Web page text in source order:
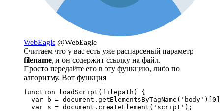
WebEagle @WebEagle
Считаем что у вас есть уже распарсеный параметр
filename, и он содержит ссылку на файл.
Просто передайте его в эту функцию, либо по
алгоритму. Вот функция
function loadScript(filepath) {
var b =
  var s = document.createElement('script');